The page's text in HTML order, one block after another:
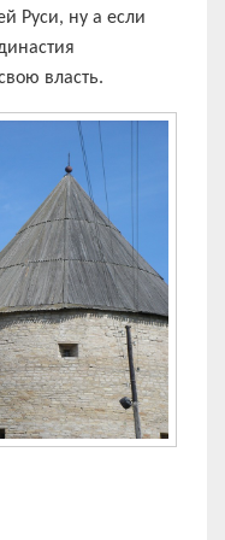
Руси, ну а если
власть.